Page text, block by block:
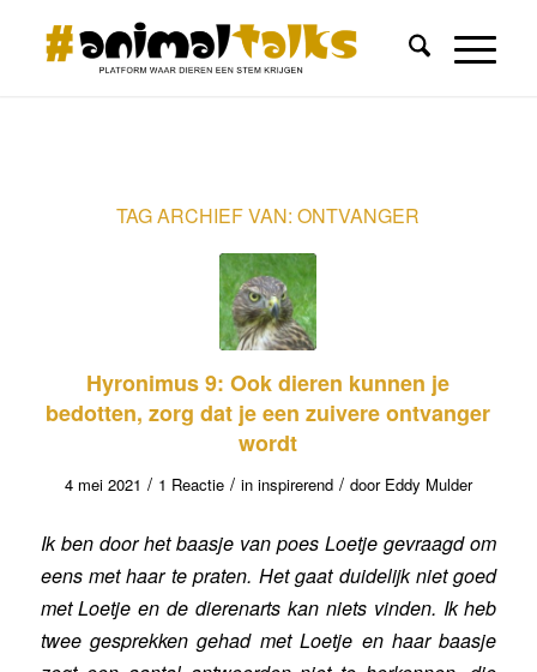
TAG ARCHIEF VAN:ONTVANGER
Hyronimus 9: Ook dieren kunnen je
bedotten, zorg dat je een zuivere ontvanger
wordt
4 mei 2021 / 1 Reactie / in inspirerend / door Eddy Mulder
Ik ben door het baasje van poes Loetje gevraagd om
eens met haar te praten. Het gaat duidelijk niet goed
met Loetje en de dierenarts kan niets vinden. Ik heb
twee gesprekken gehad met Loetje en haar baasje